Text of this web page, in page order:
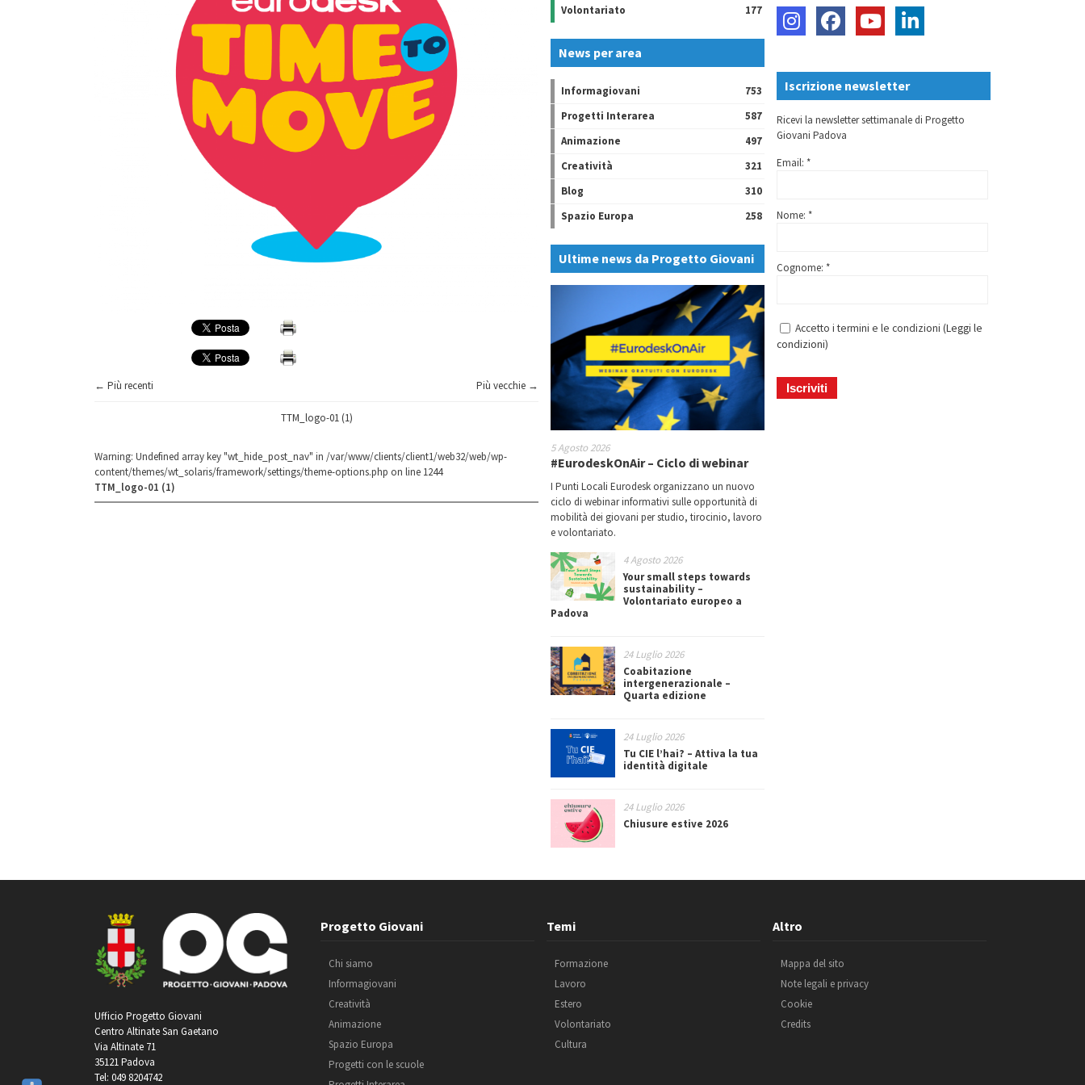
← Più recenti Più vecchie →
TTM_logo-01 (1)
Warning: Undefined array key "wt_hide_post_nav" in /var/www/clients/client1/web32/web/wp-
content/themes/wt_solaris/framework/settings/theme-options.php on line 1244
TTM_logo-01 (1)
Volontariato
177
News per area
Informagiovani
753
Progetti Interarea
587
Animazione
497
Creatività
321
Blog
310
Spazio Europa
258
Ultime news da Progetto Giovani
5 Agosto 2026
#EurodeskOnAir – Ciclo di webinar
I Punti Locali Eurodesk organizzano un nuovo
ciclo di webinar informativi sulle opportunità di
mobilità dei giovani per studio, tirocinio, lavoro
e volontariato.
4 Agosto 2026
Your small steps towards
sustainability –
Volontariato europeo a
Padova
24 Luglio 2026
Coabitazione
intergenerazionale –
Quarta edizione
24 Luglio 2026
Tu CIE l’hai? – Attiva la tua
identità digitale
24 Luglio 2026
Chiusure estive 2026
Iscrizione newsletter
Ricevi la newsletter settimanale di Progetto
Giovani Padova
Email: *
Nome: *
Cognome: *
Accetto i termini e le condizioni (Leggi le
condizioni)
Ufficio Progetto Giovani
Centro Altinate San Gaetano
Via Altinate 71
35121 Padova
Tel: 049 8204742
Progetto Giovani
Chi siamo
Informagiovani
Creatività
Animazione
Spazio Europa
Progetti con le scuole
Temi
Formazione
Lavoro
Estero
Volontariato
Cultura
Altro
Mappa del sito
Note legali e privacy
Cookie
Credits